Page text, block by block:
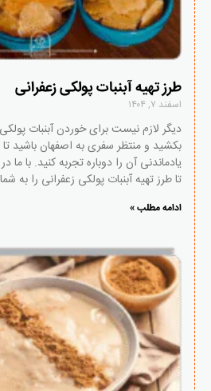
طرز تهیه آبنبات پولکی زعفرانی
اسفند ۷, ۱۴۰۴
دیگر لازم نیست برای خوردن آبنبات
بکشید و منتظر سفری به اصفهان باشید تا
یادماندنی آن را دوباره تجربه کنید. با ما
تا طرز تهیه آبنبات پولکی زعفرانی را به
ادامه مطلب »